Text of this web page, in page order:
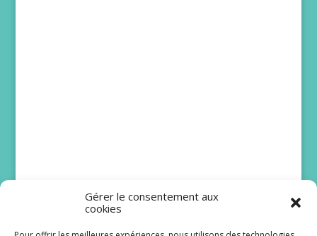
Gérer le consentement aux
cookies